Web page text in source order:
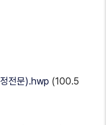
전문).hwp (100.5